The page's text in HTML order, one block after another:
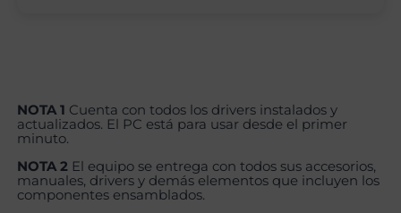
NOTA 1 Cuenta con todos los drivers instalados y
actualizados. El PC está para usar desde el primer
minuto.
NOTA 2 El equipo se entrega con todos sus accesorios,
manuales, drivers y demás elementos que incluyen los
componentes ensamblados.